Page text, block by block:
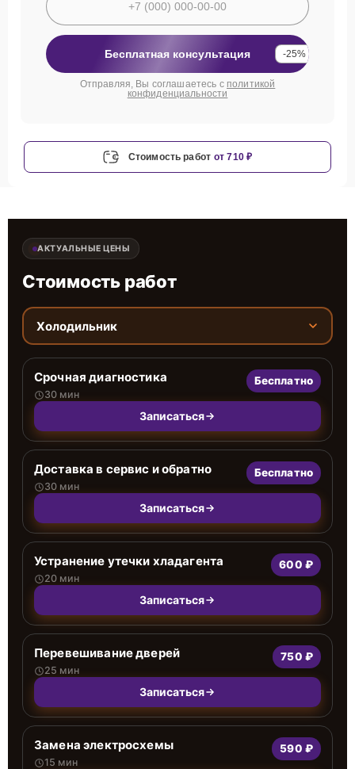
Бесплатная консультация -25%
Отправляя, Вы соглашаетесь с политикой
конфиденциальности
Стоимость работ от 710 ₽
АКТУАЛЬНЫЕ ЦЕНЫ
Стоимость работ
Холодильник
Срочная диагностика
30 мин
Бесплатно
Записаться
Доставка в сервис и обратно
30 мин
Бесплатно
Записаться
Устранение утечки хладагента
20 мин
600 ₽
Записаться
Перевешивание дверей
25 мин
750 ₽
Записаться
Замена электросхемы
15 мин
590 ₽